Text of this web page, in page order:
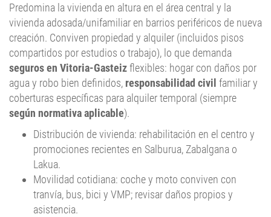
Predomina la vivienda en altura en el área central y la
vivienda adosada/unifamiliar en barrios periféricos de nueva
creación. Conviven propiedad y alquiler (incluidos pisos
compartidos por estudios o trabajo), lo que demanda
seguros en Vitoria-Gasteizflexibles: hogar con daños por
agua y robo bien definidos, responsabilidad civil familiar y
coberturas específicas para alquiler temporal (siempre
según normativa aplicable).
Distribución de vivienda: rehabilitación en el centro y
promociones recientes en Salburua, Zabalgana o
Lakua.
Movilidad cotidiana: coche y moto conviven con
tranvía, bus, bici y VMP; revisar daños propios y
asistencia.